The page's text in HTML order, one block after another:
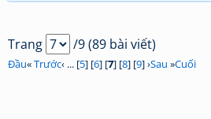
Trang /9 (89 bài viết)
Đầu«Trước‹ ... [5] [6] [7] [8] [9] ›Sau »Cuối